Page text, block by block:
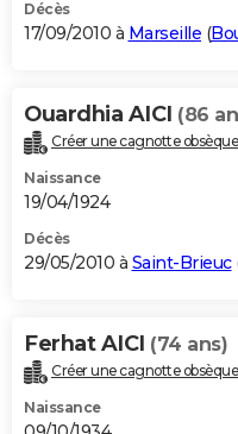
Décès
17/09/2010 à Marseille (
Ouardhia AICI (86
Créer une cagnotte
Naissance
19/04/1924
Décès
29/05/2010 à Saint-Brieuc
Ferhat AICI (74 ans)
Créer une cagnotte
Naissance